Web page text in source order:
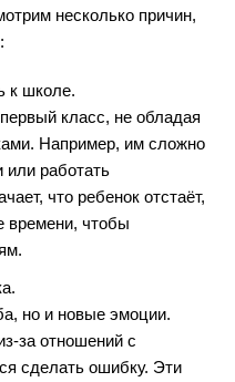
несколько причин,
к школе.
класс, не обладая
Например, им сложно
или работать
что ребенок отстаёт,
чтобы
но и новые эмоции.
за отношений с
сделать ошибку. Эти